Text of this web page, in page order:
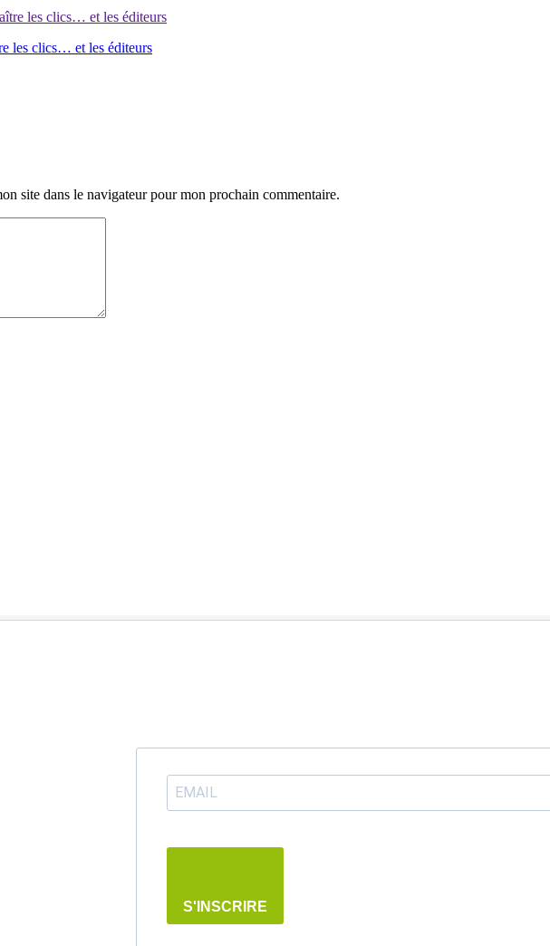
les clics… et les éditeurs
site dans le navigateur pour mon prochain commentaire.
S'INSCRIRE